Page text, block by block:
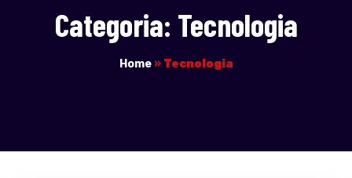
Categoria: Tecnologia
Home» Tecnologia